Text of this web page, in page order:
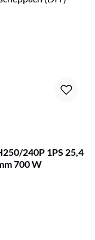
Sternen
240P 1PS 25,4
700 W